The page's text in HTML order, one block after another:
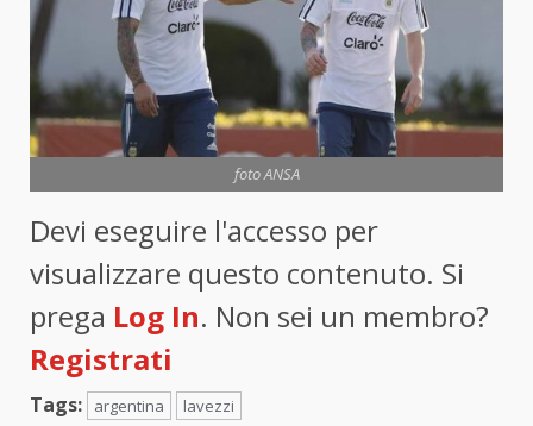
foto ANSA
Devi eseguire l'accesso per
visualizzare questo contenuto. Si
prega Log In. Non sei un membro?
Registrati
Tags: argentina lavezzi